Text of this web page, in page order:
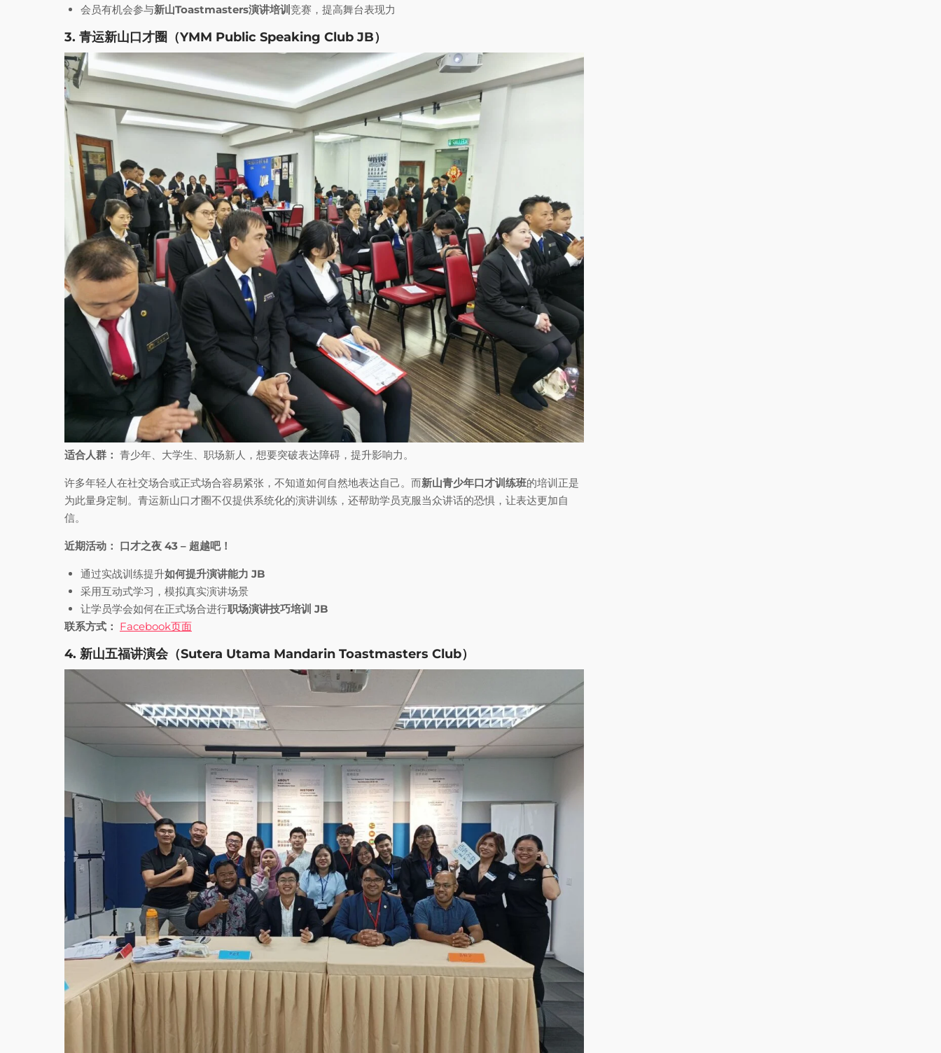
会员有机会参与新山Toastmasters演讲培训 竞赛，提高舞台表现力
3. 青运新山口才圈（YMM Public Speaking Club JB）
适合人群： 青少年、大学生、职场新人，想要突破表达障碍，提升影响力。
许多年轻人在社交场合或正式场合容易紧张，不知道如何自然地表达自己。而新山青少年口才训练班的培训正是
为此量身定制。青运新山口才圈不仅提供系统化的演讲训练，还帮助学员克服当众讲话的恐惧，让表达更加自
信。
近期活动： 口才之夜 43 – 超越吧！
通过实战训练提升如何提升演讲能力 JB
采用互动式学习，模拟真实演讲场景
让学员学会如何在正式场合进行职场演讲技巧培训 JB
联系方式： Facebook页面
4. 新山五福讲演会（Sutera Utama Mandarin Toastmasters Club）